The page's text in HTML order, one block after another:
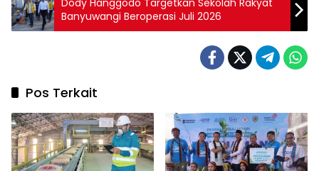
Banyuwangi Beroperasi Juli 2026
Pos Terkait